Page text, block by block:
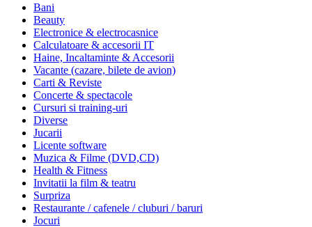
Bani
Beauty
Electronice & electrocasnice
Calculatoare & accesorii IT
Haine, Incaltaminte & Accesorii
Vacante (cazare, bilete de avion)
Carti & Reviste
Concerte & spectacole
Cursuri si training-uri
Diverse
Jucarii
Licente software
Muzica & Filme (DVD,CD)
Health & Fitness
Invitatii la film & teatru
Surpriza
Restaurante / cafenele / cluburi / baruri
Jocuri